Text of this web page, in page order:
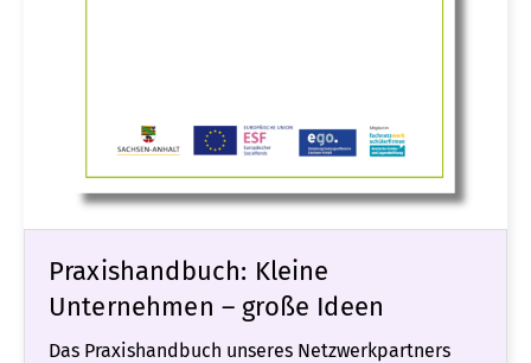
Praxishandbuch: Kleine
Unternehmen – große Ideen
Das Praxishandbuch unseres Netzwerkpartners